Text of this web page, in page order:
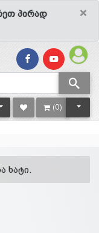
×
პირად
DROPDOWN
(0)
ხატი.